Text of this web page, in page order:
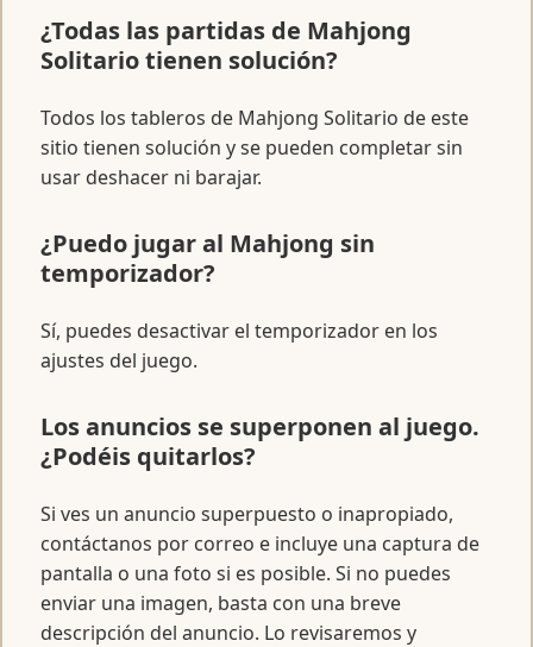
¿Todas las partidas de Mahjong
Solitario tienen solución?
Todos los tableros de Mahjong Solitario de este
sitio tienen solución y se pueden completar sin
usar deshacer ni barajar.
¿Puedo jugar al Mahjong sin
temporizador?
Sí, puedes desactivar el temporizador en los
ajustes del juego.
Los anuncios se superponen al juego.
¿Podéis quitarlos?
Si ves un anuncio superpuesto o inapropiado,
contáctanos por correo e incluye una captura de
pantalla o una foto si es posible. Si no puedes
enviar una imagen, basta con una breve
descripción del anuncio. Lo revisaremos y